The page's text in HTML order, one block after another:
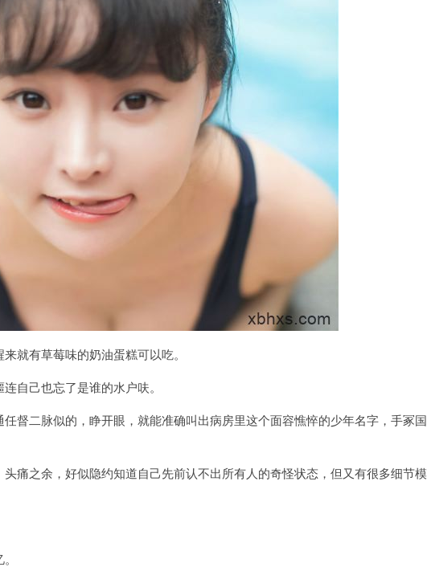
就有草莓味的奶油蛋糕可以吃。
自己也忘了是谁的水户呋。
督二脉似的，睁开眼，就能准确叫出病房里这个面容憔悴的少年名字，手冢国
痛之余，好似隐约知道自己先前认不出所有人的奇怪状态，但又有很多细节模